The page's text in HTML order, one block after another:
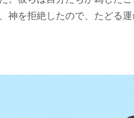
を拒絶したので、たどる
きた。神が最初に留まった
れ、塗炭の苦しみにさらさ
、神は意図した働きを続行
い。神を敵と見なす国、中